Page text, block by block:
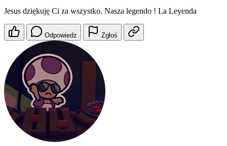
Jesus dziękuję Ci za wszystko. Nasza legendo ! La Leyenda
Odpowiedz Zgłoś